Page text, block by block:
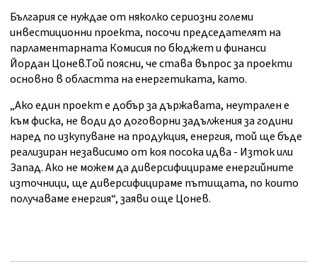
България се нуждае от няколко сериозни големи
инвестиционни проекта, посочи председателят на
парламентарната Комисия по бюджет и финанси
Йордан Цонев.Той поясни, че става въпрос за проекти
основно в областта на енергетиката, като.
„Ако един проект е добър за държавата, неутрален е
към фиска, не води до договорни задължения за години
наред по изкупуване на продукция, енергия, той ще бъде
реализиран независимо от коя посока идва - Изток или
Запад. Ако не можем да диверсифицираме енергийните
източници, ще диверсифицираме пътищата, по които
получаваме енергия“, заяви още Цонев.